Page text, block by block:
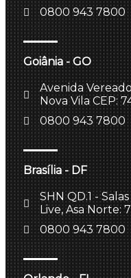
0800 943 7800
Goiânia - GO
Avenida
Nova Vila CEP:
0800 943 7800
Brasília - DF
SHN QD.1 -
Live, Asa Norte:
0800 943 7800